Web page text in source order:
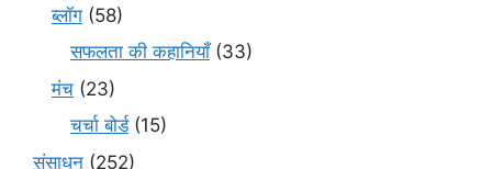
ब्लॉग (58)
सफलता की कहानियाँ(33)
मंच (23)
चर्चा बोर्ड(15)
संसाधन (252)